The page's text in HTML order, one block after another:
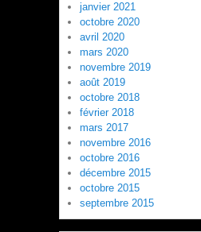
janvier 2021
octobre 2020
avril 2020
mars 2020
novembre 2019
août 2019
octobre 2018
février 2018
mars 2017
novembre 2016
octobre 2016
décembre 2015
octobre 2015
septembre 2015